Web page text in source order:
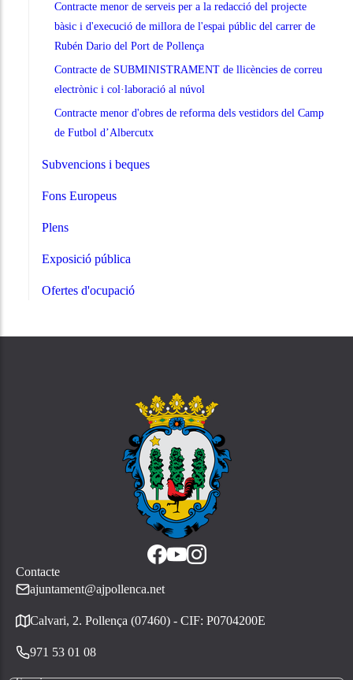
Contracte menor de serveis per a la redacció del projecte
bàsic i d'execució de millora de l'espai públic del carrer de
Rubén Dario del Port de Pollença
Contracte de SUBMINISTRAMENT de llicències de correu
electrònic i col·laboració al núvol
Contracte menor d'obres de reforma dels vestidors del Camp
de Futbol d’Albercutx
Subvencions i beques
Fons Europeus
Plens
Exposició pública
Ofertes d'ocupació
Contacte
ajuntament@ajpollenca.net
Calvari, 2. Pollença (07460) - CIF: P0704200E
971 53 01 08